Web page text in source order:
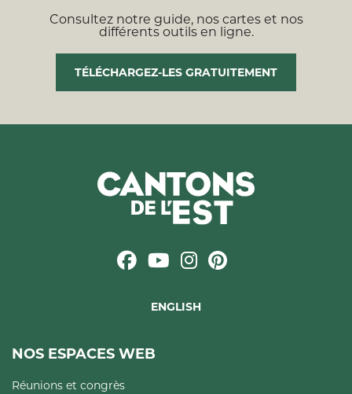
Consultez notre guide, nos cartes et nos
différents outils en ligne.
TÉLÉCHARGEZ-LES GRATUITEMENT
ENGLISH
NOS ESPACES WEB
Réunions et congrès